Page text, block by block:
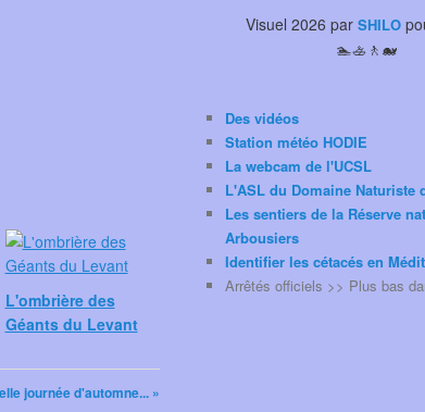
L'ombrière des
Géants du Levant
journée d'automne... »
Visuel 2026 par SHILO
🏊🚣🚶🐋
Des vidéos
Station météo HODIE
La webcam de l'UCSL
L'ASL du Domaine Naturiste
Les sentiers de la Réserve
Arbousiers
Identifier les cétacés en
Arrêtés officiels >> Plus bas